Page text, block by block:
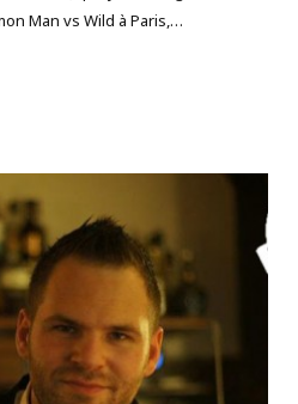
Man vs Wild à Paris,…